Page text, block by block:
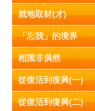
就地取材(才)
「忘我」的境界
相識非偶然
從復活到復興(一)
從復活到復興(二)